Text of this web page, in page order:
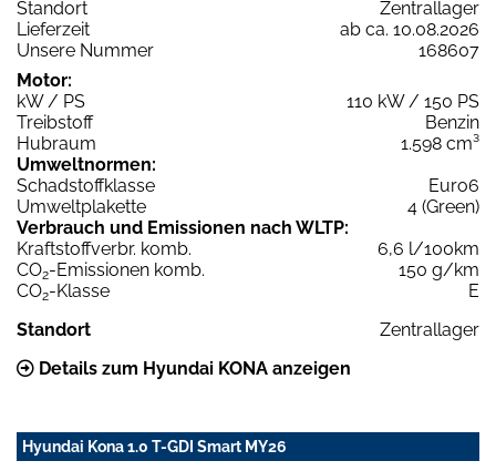
Standort
Zentrallager
Lieferzeit
ab ca. 10.08.2026
Unsere Nummer
168607
Motor:
kW / PS
110 kW / 150 PS
Treibstoff
Benzin
Hubraum
1.598 cm³
Umweltnormen:
Schadstoffklasse
Euro6
Umweltplakette
4 (Green)
Verbrauch und Emissionen nach WLTP:
Kraftstoffverbr. komb.
6,6 l/100km
CO2-Emissionen komb.
150 g/km
CO2-Klasse
E
Standort
Zentrallager
Details zum Hyundai KONA anzeigen
Hyundai Kona 1.0 T-GDI Smart MY26